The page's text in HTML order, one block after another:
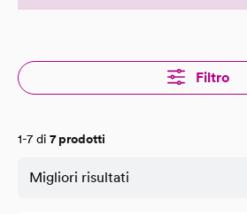
Filtro
1-7 di 7 prodotti